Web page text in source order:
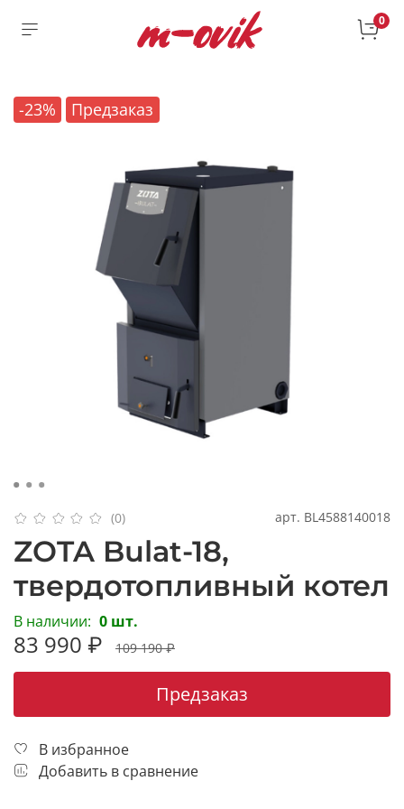
0
-23% Предзаказ
(0) арт. BL4588140018
ZOTA Bulat-18,
твердотопливный котел
В наличии: 0 шт.
83 990 ₽ 109 190 ₽
Предзаказ
В избранное
Добавить в сравнение